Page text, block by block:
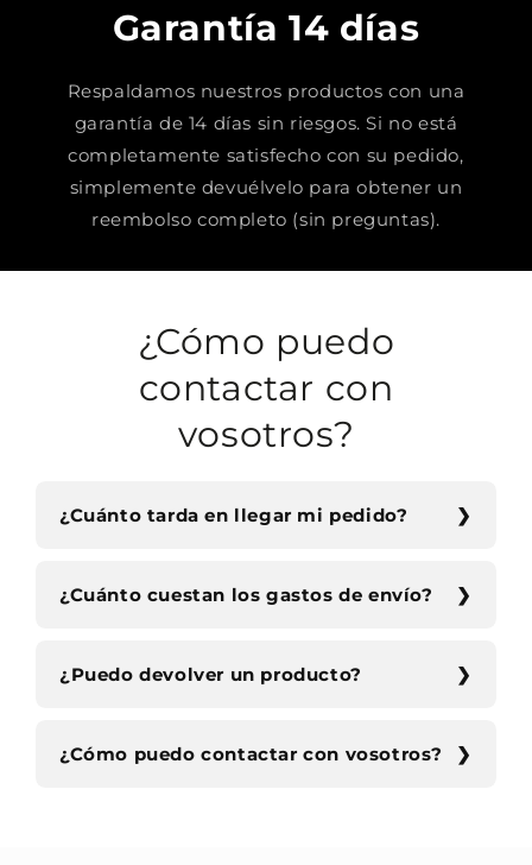
Garantía 14 días
Respaldamos nuestros productos con una
garantía de 14 días sin riesgos. Si no está
completamente satisfecho con su pedido,
simplemente devuélvelo para obtener un
reembolso completo (sin preguntas).
¿Cómo puedo
contactar con
vosotros?
¿Cuánto tarda en llegar mi pedido?
¿Cuánto cuestan los gastos de envío?
¿Puedo devolver un producto?
¿Cómo puedo contactar con vosotros?